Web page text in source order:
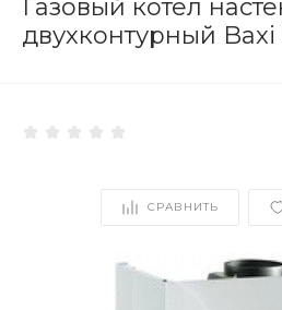
Газовый котел
двухконтурный Baxi
СРАВНИТЬ